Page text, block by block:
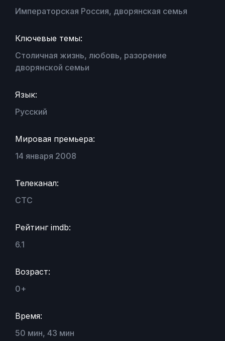
Императорская Россия, дворянская семья
Ключевые темы:
Столичная жизнь, любовь, разорение
дворянской семьи
Язык:
Русский
Мировая премьера:
14 января 2008
Телеканал:
СТС
Рейтинг imdb:
6.1
Возраст:
0+
Время:
50 мин, 43 мин